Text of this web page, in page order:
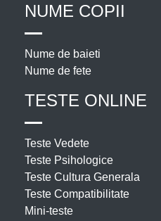
NUME COPII
Nume de baieti
Nume de fete
TESTE ONLINE
Teste Vedete
Teste Psihologice
Teste Cultura Generala
Teste Compatibilitate
Mini-teste